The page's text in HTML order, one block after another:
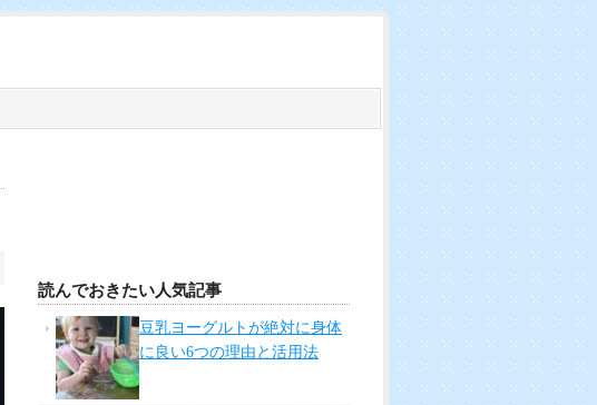
読んでおきたい人気記事
豆乳ヨーグルトが絶対に身体
に良い6つの理由と活用法